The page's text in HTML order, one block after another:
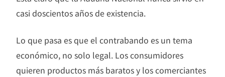
casi doscientos años de existencia.
Lo que pasa es que el contrabando es un tema
económico, no solo legal. Los consumidores
quieren productos más baratos y los comerciantes